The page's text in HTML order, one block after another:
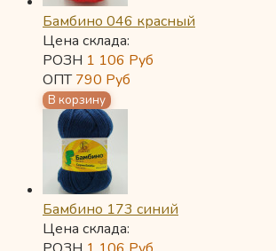
Бамбино 046 красный
Цена склада:
РОЗН 1 106 Руб
ОПТ790 Руб
Бамбино 173 синий
Цена склада: